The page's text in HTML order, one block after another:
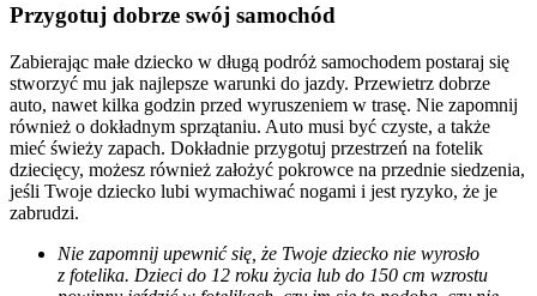
Przygotuj dobrze swój samochód
Zabierając małe dziecko w długą podróż samochodem postaraj się
stworzyć mu jak najlepsze warunki do jazdy. Przewietrz dobrze
auto, nawet kilka godzin przed wyruszeniem w trasę. Nie zapomnij
również o dokładnym sprzątaniu. Auto musi być czyste, a także
mieć świeży zapach. Dokładnie przygotuj przestrzeń na fotelik
dziecięcy, możesz również założyć pokrowce na przednie siedzenia,
jeśli Twoje dziecko lubi wymachiwać nogami i jest ryzyko, że je
zabrudzi.
Nie zapomnij upewnić się, że Twoje dziecko nie wyrosło
z fotelika. Dzieci do 12 roku życia lub do 150 cm wzrostu